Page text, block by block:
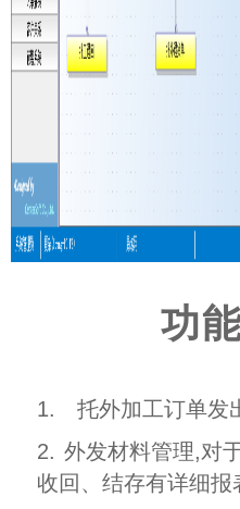
功
1.
托外加工订单发
2. 外发材料管理,对
收回、结存有详细报